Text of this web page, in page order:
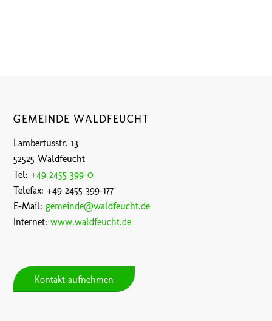
GEMEINDE WALDFEUCHT
Lambertusstr. 13
52525 Waldfeucht
Tel:+49 2455 399-0
Telefax: +49 2455 399-177
E-Mail: gemeinde@waldfeucht.de
Internet:www.waldfeucht.de
Kontakt aufnehmen